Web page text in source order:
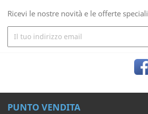
Ricevi le nostre novità e le offerte speciali
PUNTO VENDITA